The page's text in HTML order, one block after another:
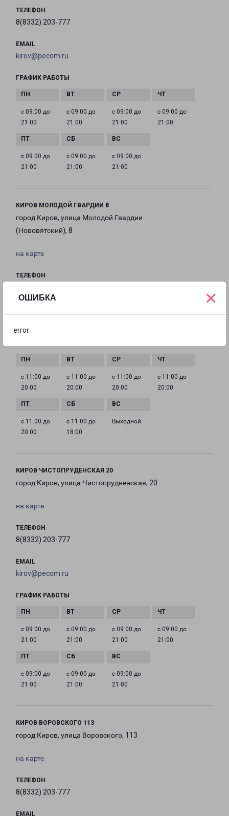
ОШИБКА
error
×
ТЕЛЕФОН
8(8332) 203-777
EMAIL
kirov@pecom.ru
ГРАФИК РАБОТЫ
с 09:00 до
21:00
с 09:00 до
21:00
с 09:00 до
21:00
с 09:00 до
21:00
с 09:00 до
21:00
с 09:00 до
21:00
с 09:00 до
21:00
КИРОВ МОЛОДОЙ ГВАРДИИ 8
город Киров, улица Молодой Гвардии
(Нововятский), 8
на карте
ТЕЛЕФОН
с 11:00 до
20:00
с 11:00 до
20:00
с 11:00 до
20:00
с 11:00 до
20:00
с 11:00 до
20:00
с 11:00 до
18:00
Выходной
КИРОВ ЧИСТОПРУДЕНСКАЯ 20
город Киров, улица Чистопрудненская, 20
на карте
ТЕЛЕФОН
8(8332) 203-777
EMAIL
kirov@pecom.ru
ГРАФИК РАБОТЫ
с 09:00 до
21:00
с 09:00 до
21:00
с 09:00 до
21:00
с 09:00 до
21:00
с 09:00 до
21:00
с 09:00 до
21:00
с 09:00 до
21:00
КИРОВ ВОРОВСКОГО 113
город Киров, улица Воровского, 113
на карте
ТЕЛЕФОН
8(8332) 203-777
EMAIL